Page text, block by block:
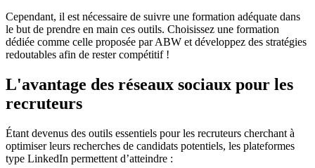
Cependant, il est nécessaire de suivre une formation adéquate dans
le but de prendre en main ces outils. Choisissez une formation
dédiée comme celle proposée par ABW et développez des stratégies
redoutables afin de rester compétitif !
L'avantage des réseaux sociaux pour les
recruteurs
Étant devenus des outils essentiels pour les recruteurs cherchant à
optimiser leurs recherches de candidats potentiels, les plateformes
type LinkedIn permettent d’atteindre :